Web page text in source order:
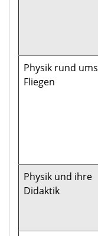
Physik rund ums
Fliegen
Physik und ihre
Didaktik